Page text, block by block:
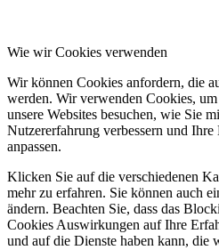
Wie wir Cookies verwenden
Wir können Cookies anfordern, die
werden. Wir verwenden Cookies,
unsere Websites besuchen, wie Sie
Nutzererfahrung verbessern und
anpassen.
Klicken Sie auf die verschiedenen
mehr zu erfahren. Sie können auch
ändern. Beachten Sie, dass das
Cookies Auswirkungen auf Ihre
und auf die Dienste haben kann, die